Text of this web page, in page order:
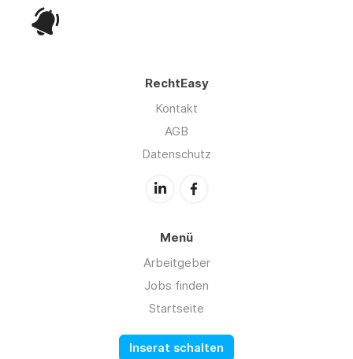
RechtEasy
Kontakt
AGB
Datenschutz
Menü
Arbeitgeber
Jobs finden
Startseite
Inserat schalten